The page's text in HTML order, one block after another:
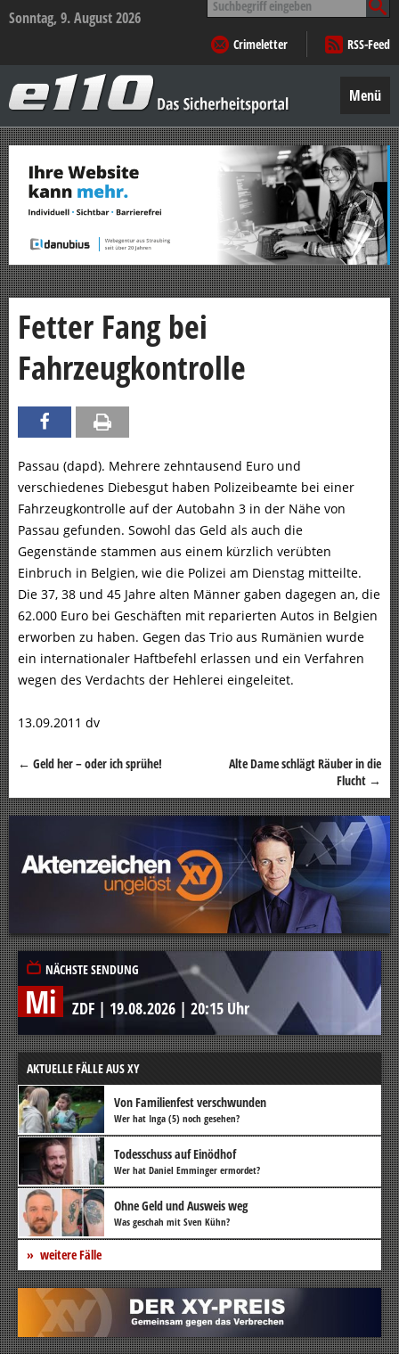
Sonntag, 9. August 2026
nach:
Crimeletter
RSS-Feed
–
Das
Sicherheitsportal
Menü
Zum
Inhalt
springen
Fetter Fang bei
Fahrzeugkontrolle
Passau (dapd). Mehrere zehntausend Euro und
verschiedenes Diebesgut haben Polizeibeamte bei einer
Fahrzeugkontrolle auf der Autobahn 3 in der Nähe von
Passau gefunden. Sowohl das Geld als auch die
Gegenstände stammen aus einem kürzlich verübten
Einbruch in Belgien, wie die Polizei am Dienstag mitteilte.
Die 37, 38 und 45 Jahre alten Männer gaben dagegen an, die
62.000 Euro bei Geschäften mit reparierten Autos in Belgien
erworben zu haben. Gegen das Trio aus Rumänien wurde
ein internationaler Haftbefehl erlassen und ein Verfahren
wegen des Verdachts der Hehlerei eingeleitet.
13.09.2011 dv
Beitragsnavigation
← Geld her – oder ich sprühe!
Alte Dame schlägt Räuber in die
Flucht →
NÄCHSTE SENDUNG
Mi ZDF | 19.08.2026 | 20:15 Uhr
AKTUELLE FÄLLE AUS XY
Von Familienfest verschwunden
Wer hat Inga (5) noch gesehen?
Todesschuss auf Einödhof
Wer hat Daniel Emminger ermordet?
Ohne Geld und Ausweis weg
Was geschah mit Sven Kühn?
weitere Fälle